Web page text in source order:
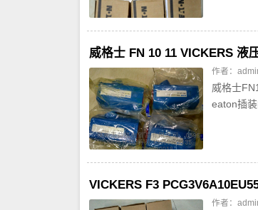
威格士 FN 10 11 VICKERS 液
作者：
威格士
eaton插
VICKERS F3
作者：